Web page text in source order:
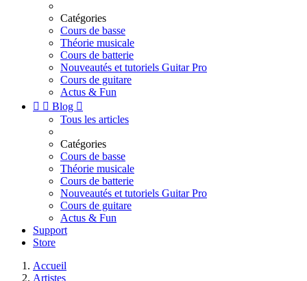
Catégories
Cours de basse
Théorie musicale
Cours de batterie
Nouveautés et tutoriels Guitar Pro
Cours de guitare
Actus & Fun
  Blog 
Tous les articles
Catégories
Cours de basse
Théorie musicale
Cours de batterie
Nouveautés et tutoriels Guitar Pro
Cours de guitare
Actus & Fun
Support
Store
Accueil
Artistes